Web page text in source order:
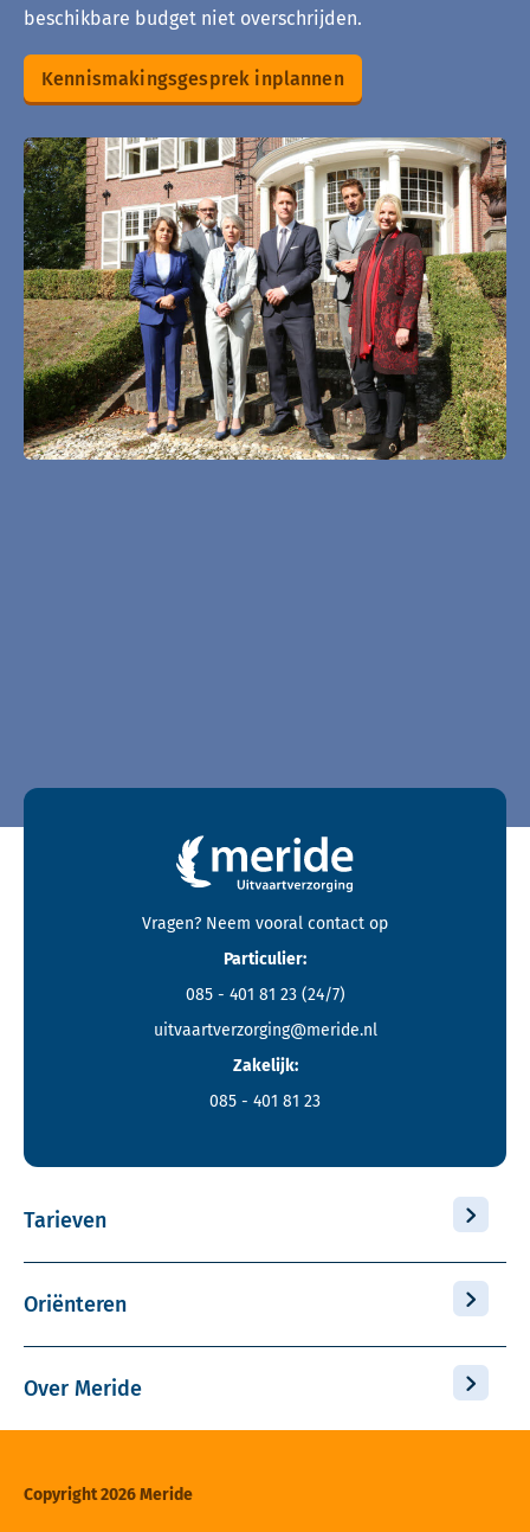
beschikbare budget niet overschrijden.
Kennismakingsgesprek inplannen
Contactgegevens en footer menu van Meride
Vragen? Neem vooral contact op
Particulier:
085 - 401 81 23 (24/7)
uitvaartverzorging@meride.nl
Zakelijk:
085 - 401 81 23
Tarieven
Oriënteren
Over Meride
Copyright 2026 Meride